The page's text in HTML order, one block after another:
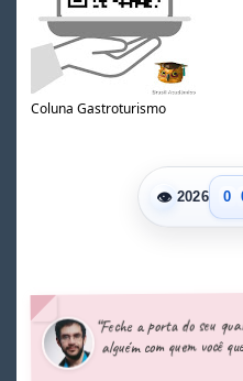
Coluna Gastroturismo
👁 2026
0
1
6
7
“Feche a porta do seu
alguém com quem você